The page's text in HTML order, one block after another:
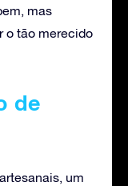
mas
o tão merecido
de
um